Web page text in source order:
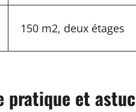
150 m2, deux étages
pratique et